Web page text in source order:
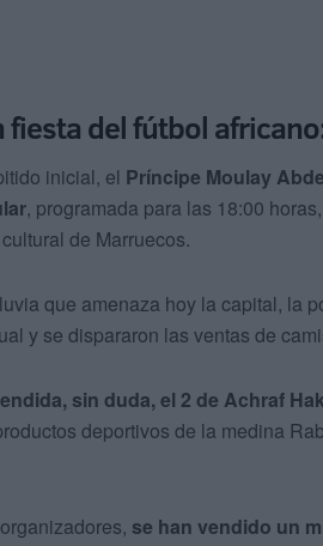
fiesta del fútbol
inicial, el Príncipe Moulay
, programada para las 18:00
de Marruecos.
que amenaza hoy la capital, la
y se dispararon las ventas de
sin duda, el 2 de Achraf
deportivos de la medina
se han vendido un